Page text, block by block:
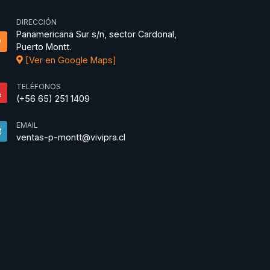
DIRECCIÓN
Panamericana Sur s/n, sector Cardonal,
Puerto Montt.
[Ver en Google Maps]
TELÉFONOS
(+56 65) 251 1409
EMAIL
ventas-p-montt@vivipra.cl